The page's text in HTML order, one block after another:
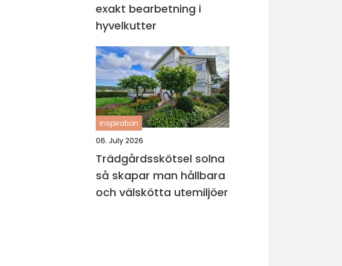
exakt bearbetning i
hyvelkutter
inspiration
06. July 2026
Trädgårdsskötsel solna
så skapar man hållbara
och välskötta utemiljöer